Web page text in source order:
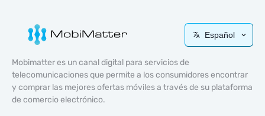
Español
Mobimatter es un canal digital para servicios de
telecomunicaciones que permite a los consumidores encontrar
y comprar las mejores ofertas móviles a través de su plataforma
de comercio electrónico.